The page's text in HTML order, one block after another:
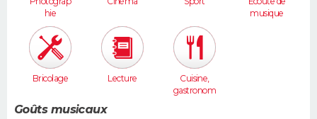
hie
musique
Bricolage Lecture
Cuisine,
gastronom
Goûts musicaux